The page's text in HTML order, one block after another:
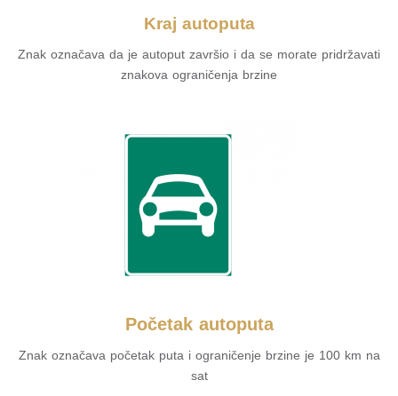
Kraj autoputa
Znak označava da je autoput završio i da se morate pridržavati
znakova ograničenja brzine
Početak autoputa
Znak označava početak puta i ograničenje brzine je 100 km na
sat